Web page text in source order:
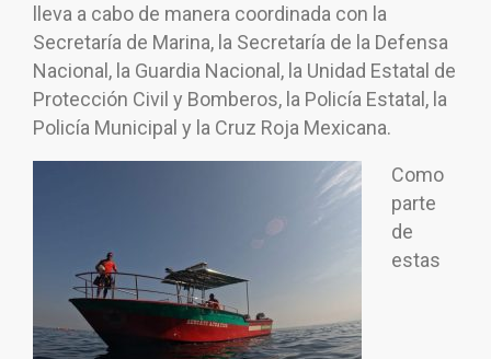
lleva a cabo de manera coordinada con la
Secretaría de Marina, la Secretaría de la Defensa
Nacional, la Guardia Nacional, la Unidad Estatal de
Protección Civil y Bomberos, la Policía Estatal, la
Policía Municipal y la Cruz Roja Mexicana.
Como
parte
de
estas